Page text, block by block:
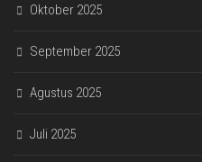
Oktober 2025
September 2025
Agustus 2025
Juli 2025